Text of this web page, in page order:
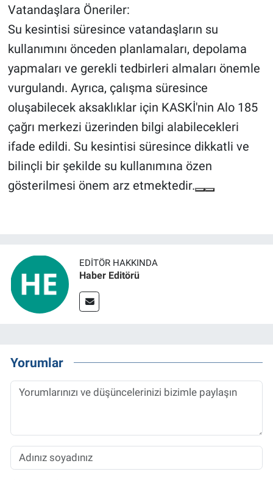
Vatandaşlara Öneriler:
Su kesintisi süresince vatandaşların su
kullanımını önceden planlamaları, depolama
yapmaları ve gerekli tedbirleri almaları önemle
vurgulandı. Ayrıca, çalışma süresince
oluşabilecek aksaklıklar için KASKİ'nin Alo 185
çağrı merkezi üzerinden bilgi alabilecekleri
ifade edildi. Su kesintisi süresince dikkatli ve
bilinçli bir şekilde su kullanımına özen
gösterilmesi önem arz etmektedir.
EDITÖR HAKKINDA
Haber Editörü
Yorumlar